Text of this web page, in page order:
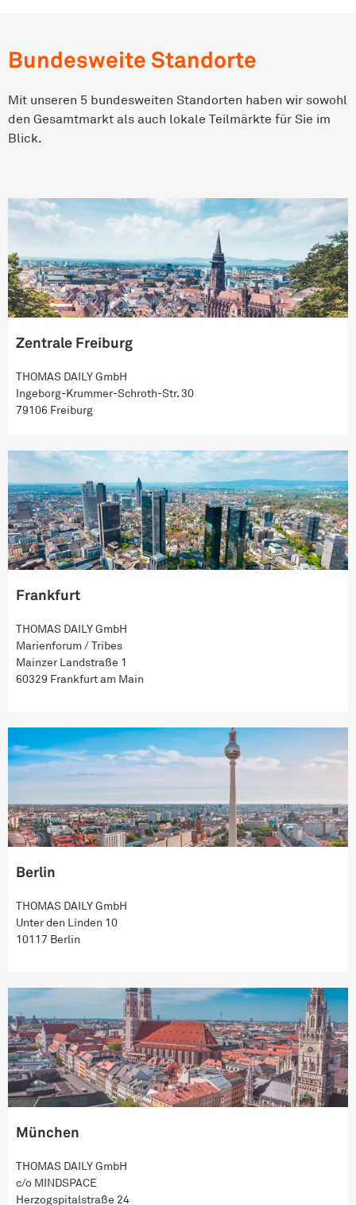
Bundesweite Standorte
Mit unseren 5 bundesweiten Standorten haben wir sowohl
den Gesamtmarkt als auch lokale Teilmärkte für Sie im
Blick.
Zentrale Freiburg
THOMAS DAILY GmbH
Ingeborg-Krummer-Schroth-Str. 30
79106 Freiburg
Frankfurt
THOMAS DAILY GmbH
Marienforum / Tribes
Mainzer Landstraße 1
60329 Frankfurt am Main
Berlin
THOMAS DAILY GmbH
Unter den Linden 10
10117 Berlin
München
THOMAS DAILY GmbH
c/o MINDSPACE
Herzogspitalstraße 24